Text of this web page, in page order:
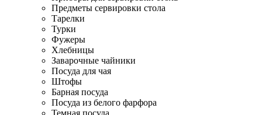
Предметы сервировки стола
Тарелки
Турки
Фужеры
Хлебницы
Заварочные чайники
Посуда для чая
Штофы
Барная посуда
Посуда из белого фарфора
Темная посуда